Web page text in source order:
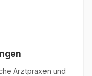
Arztpraxen und